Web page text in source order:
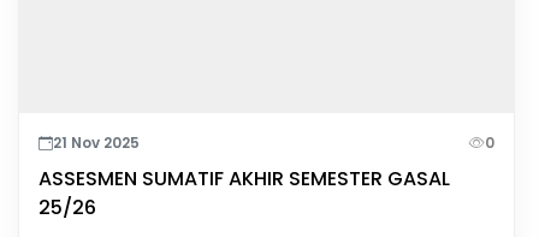
21 Nov 2025 0
ASSESMEN SUMATIF AKHIR SEMESTER GASAL
25/26